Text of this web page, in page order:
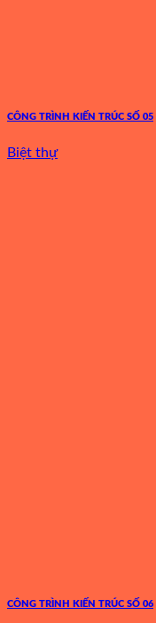
CÔNG TRÌNH KIẾN TRÚC SỐ 05
Biệt thự
CÔNG TRÌNH KIẾN TRÚC SỐ 06